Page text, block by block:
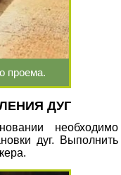
проема.
ДУГ
необходимо
дуг. Выполнить